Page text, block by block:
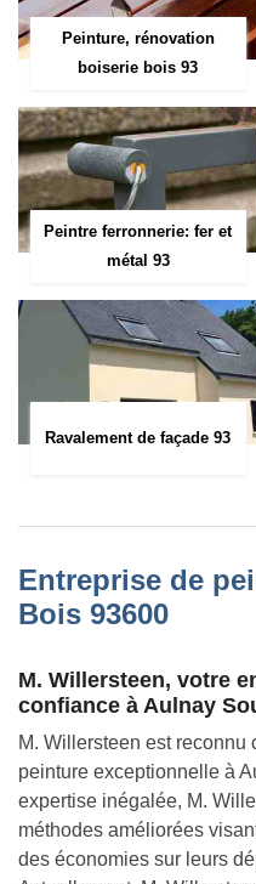
Peinture, rénovation
boiserie bois 93
Peintre ferronnerie: fer et
métal 93
Ravalement de façade 93
Entreprise de
Bois 93600
M. Willersteen, votre
confiance à Aulnay
M. Willersteen est reconnu
peinture exceptionnelle à
expertise inégalée, M.
méthodes améliorées
des économies sur leurs